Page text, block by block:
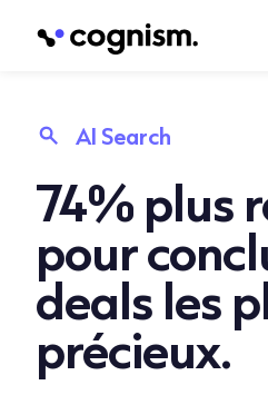
AI Search
74% plus
pour
deals les
précieux.